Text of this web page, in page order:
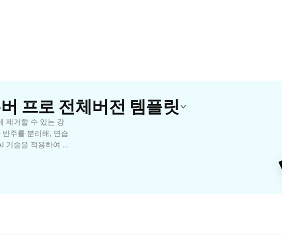
프로 전체버전 템플릿
제거할 수 있는 강
주를 분리해, 연습
기술을 적용하여 음
고 있어, 더욱 전